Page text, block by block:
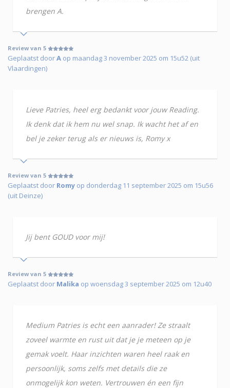
brengen A.
Review van 5
Geplaatst doorA op maandag 3 november 2025 om 15u52 (uit
Vlaardingen)
Lieve Patries, heel erg bedankt voor jouw Reading.
Ik denk dat ik hem nu wel snap. Ik wacht het af en
bel je zeker terug als er nieuws is, Romy x
Review van 5
Geplaatst door Romy op donderdag 11 september 2025 om 15u56
(uit Deinze)
Jij bent GOUD voor mij!
Review van 5
Geplaatst door Malika op woensdag 3 september 2025 om 12u40
Medium Patries is echt een aanrader! Ze straalt
zoveel warmte en rust uit dat je je meteen op je
gemak voelt. Haar inzichten waren heel raak en
persoonlijk, soms zelfs met details die ze
onmogelijk kon weten. Vertrouwen én een fijn